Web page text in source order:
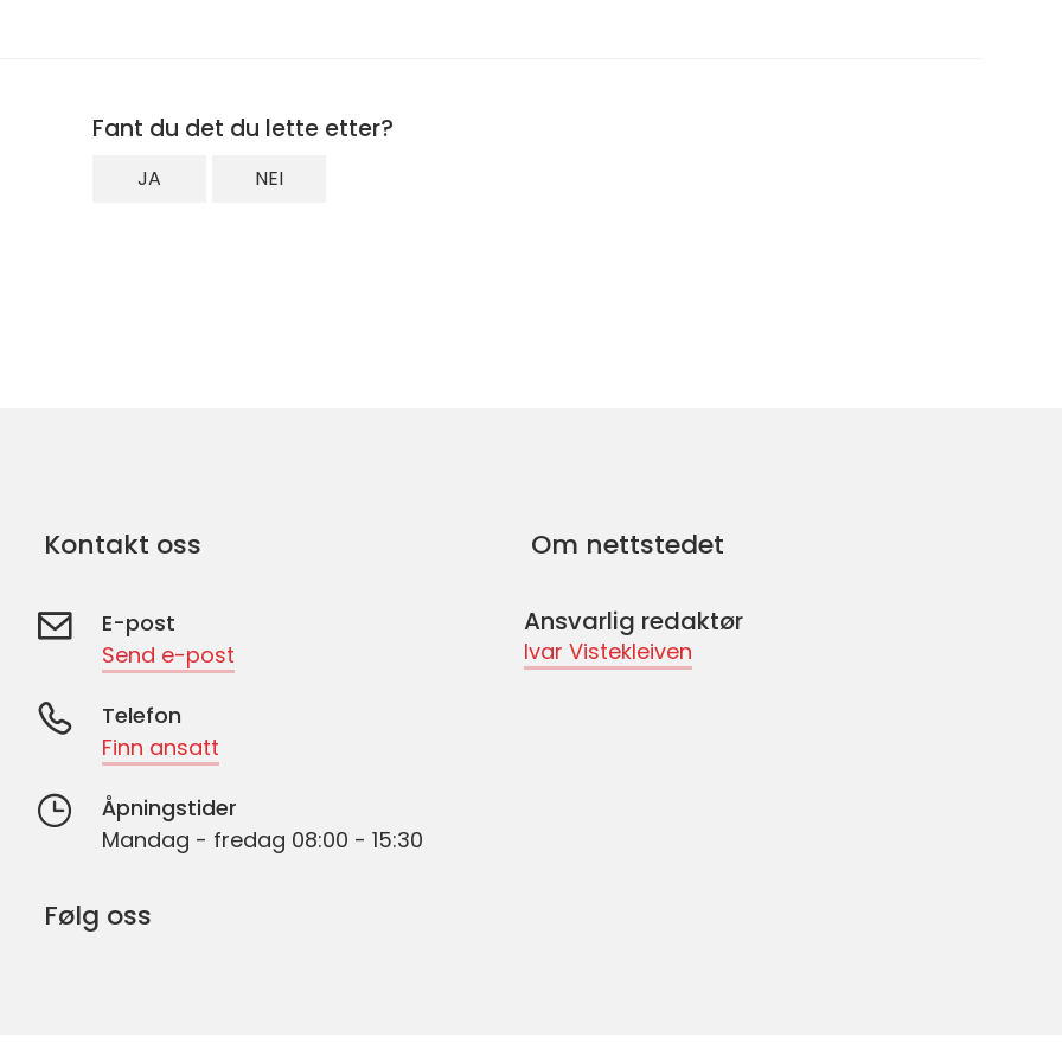
Fant du det du lette etter?
JA NEI
Kontakt oss
E-post
Send e-post
Telefon
Finn ansatt
Åpningstider
Mandag - fredag 08:00 - 15:30
Følg oss
Om nettstedet
Ansvarlig redaktør
Ivar Vistekleiven